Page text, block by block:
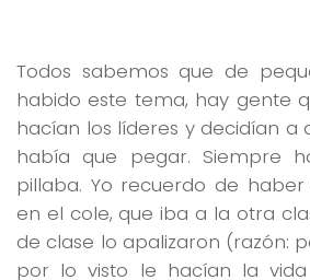
Todos sabemos que de
habido este tema, hay gente
hacían los líderes y decidían a
había que pegar. Siempre
pillaba. Yo recuerdo de
en el cole, que iba a la otra
de clase lo apalizaron (razón:
por lo visto le hacían la